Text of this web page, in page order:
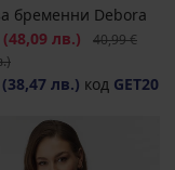
бременни Debora
(48,09 лв.)
40,99 €
(38,47 лв.) код GET20